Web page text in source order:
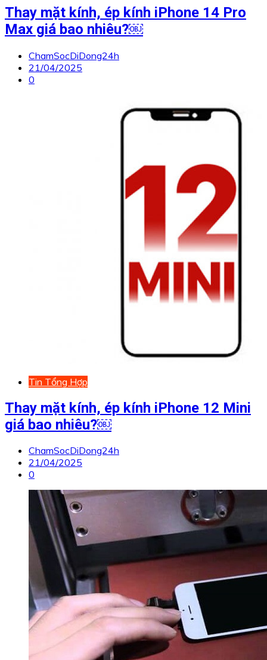
Thay mặt kính, ép kính iPhone 14 Pro
Max giá bao nhiêu?￼
ChamSocDiDong24h
21/04/2025
0
Tin Tổng Hợp
Thay mặt kính, ép kính iPhone 12 Mini
giá bao nhiêu?￼
ChamSocDiDong24h
21/04/2025
0